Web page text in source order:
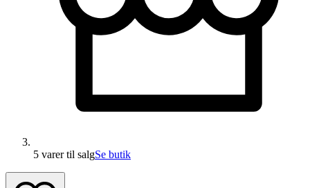
5 varertil salgSe butik